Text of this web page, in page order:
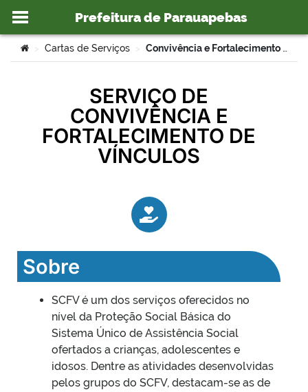
Ir para o conteúdo
Prefeitura de Parauapebas
Você está aqui:
> Cartas de Serviços > Convivência e Fortalecimento de Vínculos – SEMAS
SERVIÇO DE
CONVIVÊNCIA E
FORTALECIMENTO DE
VÍNCULOS
Sobre
SCFV é um dos serviços oferecidos no
nível da Proteção Social Básica do
Sistema Único de Assistência Social
ofertados a crianças, adolescentes e
idosos. Dentre as atividades desenvolvidas
pelos grupos do SCFV, destacam-se as de